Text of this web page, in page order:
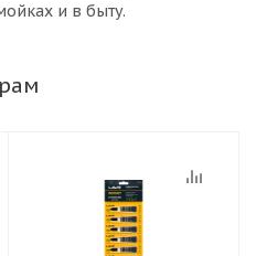
и в быту.